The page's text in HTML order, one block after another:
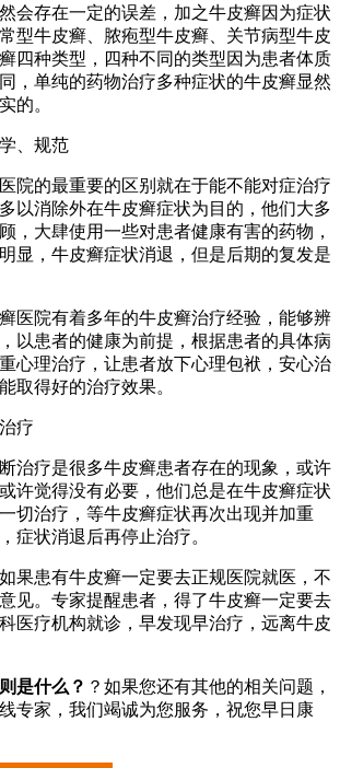
会存在一定的误差，加之牛皮癣因为症状
型牛皮癣、脓疱型牛皮癣、关节病型牛皮
四种类型，四种不同的类型因为患者体质
，单纯的药物治疗多种症状的牛皮癣显然
的。
、规范
的最重要的区别就在于能不能对症治疗
以消除外在牛皮癣症状为目的，他们大多
，大肆使用一些对患者健康有害的药物，
显，牛皮癣症状消退，但是后期的复发是
院有着多年的牛皮癣治疗经验，能够辨
以患者的健康为前提，根据患者的具体病
心理治疗，让患者放下心理包袱，安心治
取得好的治疗效果。
疗
疗是很多牛皮癣患者存在的现象，或许
许觉得没有必要，他们总是在牛皮癣症状
切治疗，等牛皮癣症状再次出现并加重
症状消退后再停止治疗。
患有牛皮癣一定要去正规医院就医，不
见。专家提醒患者，得了牛皮癣一定要去
医疗机构就诊，早发现早治疗，远离牛皮
是什么？ ？如果您还有其他的相关问题，
专家，我们竭诚为您服务，祝您早日康